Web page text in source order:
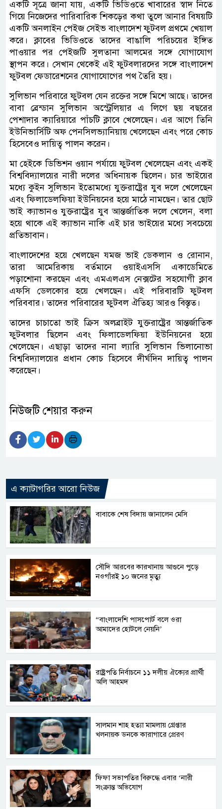
একটি সূত্রে জানা যায়, একটি ভিডিওতে খাবারের স্বাদ নিতে
গিয়ে নিজেদের পারিবারিক শিকড়ের কথা তুলে আনার বিষয়টি
একটি অনলাইন পেইজ সেইভ বাংলাদেশ ফুটবল প্রথমে খেয়াল
করে। ক্লাবের ভিডিওতে তাদের বাঙালি পরিচয়ের ইঙ্গিত
পাওয়ার পর পেইজটি সুলতানা আলমের সঙ্গে যোগাযোগ
স্থাপন করে। সেখান থেকেই এই ফুটবলারদের সঙ্গে বাংলাদেশ
ফুটবল ফেডারেশনের যোগাযোগের পথ তৈরি হয়।
সুলিভান পরিবারে ফুটবল যেন রক্তের সঙ্গে মিশে আছে। তাদের
বাবা ব্রেন্ডান সুলিভান অস্ট্রেলিয়ার এ লিগে ছয় বছরের
পেশাদার ক্যারিয়ারে পাঁচটি ক্লাবে খেলেছেন। এর আগে তিনি
ইউনিভার্সিটি অফ পেনসিলভ্যানিয়ায় খেলেছেন এবং পরে কোচ
হিসেবেও দায়িত্ব পালন করেন।
মা হেইকে ডিভিশন ওয়ান পর্যায়ে ফুটবল খেলেছেন এবং একই
বিশ্ববিদ্যালয়ের নারী দলের অধিনায়ক ছিলেন। চার ভাইয়ের
মধ্যে কুইন সুলিভান ইতোমধ্যে যুক্তরাষ্ট্রের যুব দলে খেলেছেন
এবং ফিলাডেলফিয়া ইউনিয়নের হয়ে মাঠে নামছেন। তার ছোট
ভাই ক্যাভানও যুক্তরাষ্ট্রের যুব আন্তর্জাতিক দলে খেলেন, বলা
হয়ে থাকে এই ক্যাভান নাকি এই চার ভাইয়ের মধ্যে সবচেয়ে
প্রতিভাবান।
বাংলাদেশের হয়ে খেলছেন যমজ ভাই ডেকলান ও রোনান,
তারা আমেরিকায় বর্তমানে ওয়াইএসসি একাডেমিতে
পড়াশোনা করছেন এবং এমএলএস নেক্সটের সহযোগী ক্লাব
এফসি ডেলকোর হয়ে খেলছেন। এই পরিবারটি ফুটবল
পরিববার। তাদের পরিবারের ফুটবল ঐতিহ্য আরও বিস্তৃত।
তাদের চাচাতো ভাই ক্রিস অলব্রাইট যুক্তরাষ্ট্রের আন্তর্জাতিক
ফুটবলার ছিলেন এবং ফিলাডেলফিয়া ইউনিয়নের হয়ে
খেলেছেন। এছাড়া তাদের নানা ল্যারি সুলিভান ভিলানোভা
বিশ্ববিদ্যালয়ের প্রধান কোচ হিসেবে দীর্ঘদিন দায়িত্ব পালন
করেছেন।
নিউজটি শেয়ার করুন
এ ক্যাটাগরির আরো নিউজ
বাবাকে শেষ বিদায় জানালেন মেসি
সৌদি আরবের কারখানায় আগুনে পুড়ে
নওগাঁরই ১০ জনের মৃত্যু
“বাংলাদেশি পাসপোর্ট বলে ওরা
আমাদের হোটলে নেয়নি’
রাষ্ট্রপতি নির্বাচনে ১১ দলীয় ঐক্যের প্রার্থী
অলি আহমদ
সালমান শাহ হত্যা মামলায় গ্রেপ্তার
খলনায়ক ডনকে কারাগারে প্রেরণ
ফিফা সভাপতির বিরুদ্ধে এবার ‘নারী
সংক্রান্ত অভিযোগ